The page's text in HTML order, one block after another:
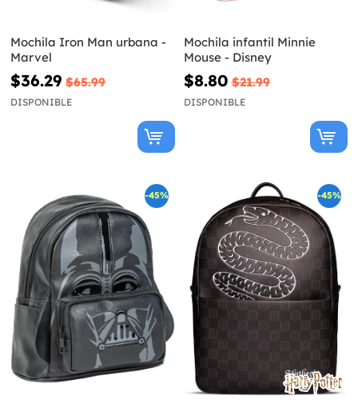
Mochila Iron Man urbana -
Marvel
$36.29 $65.99
DISPONIBLE
Mochila infantil Minnie
Mouse - Disney
$8.80 $21.99
DISPONIBLE
-45% -45%